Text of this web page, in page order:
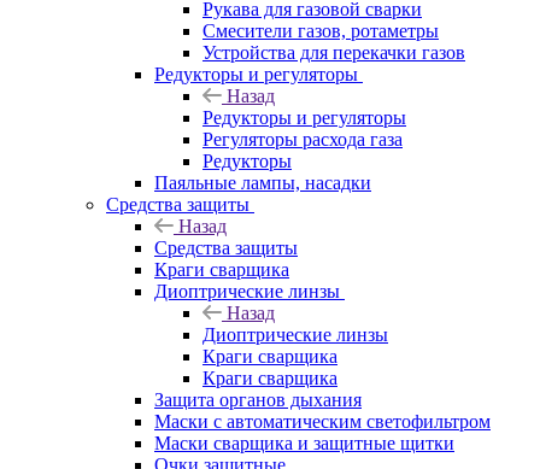
Рукава для газовой сварки
Смесители газов, ротаметры
Устройства для перекачки газов
Редукторы и регуляторы
Назад
Редукторы и регуляторы
Регуляторы расхода газа
Редукторы
Паяльные лампы, насадки
Средства защиты
Назад
Средства защиты
Краги сварщика
Диоптрические линзы
Назад
Диоптрические линзы
Краги сварщика
Краги сварщика
Защита органов дыхания
Маски с автоматическим светофильтром
Маски сварщика и защитные щитки
Очки защитные